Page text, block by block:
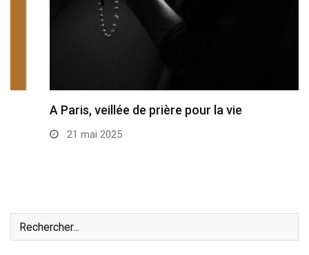
A Paris, veillée de prière pour la vie
21 mai 2025